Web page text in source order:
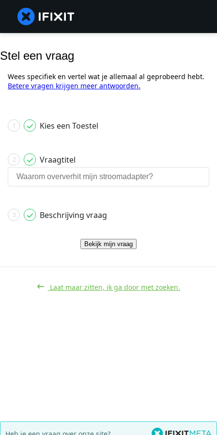
Stel een vraag
Wees specifiek en vertel wat je allemaal al geprobeerd hebt.
Betere vragen krijgen meer antwoorden.
1 Kies een Toestel
2 Vraagtitel
3 Beschrijving vraag
Bekijk mijn vraag
Laat maar zitten, ik ga door met zoeken.